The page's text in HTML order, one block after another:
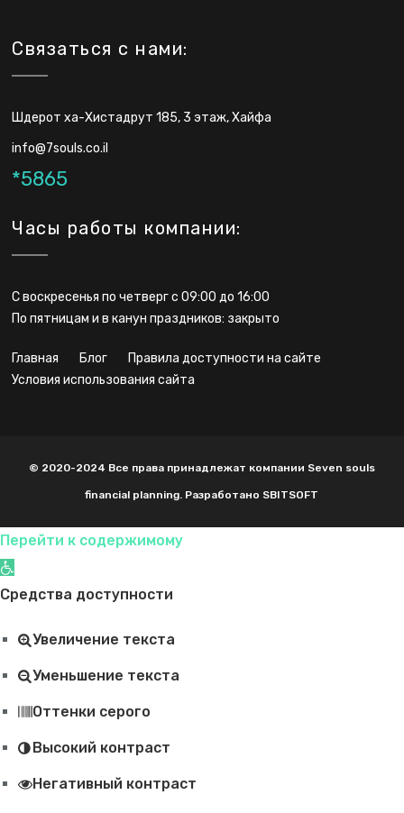
Связаться с нами:
Шдерот ха-Хистадрут 185, 3 этаж, Хайфа
info@7souls.co.il
*5865
Часы работы компании:
С воскресенья по четверг с 09:00 до 16:00
По пятницам и в канун праздников: закрыто
главная блог
правила доступности на сайте
условия использования сайта
© 2020-2024 Все права принадлежат компании Seven souls
financial planning. Разработано SBITSOFT
Перейти к содержимому
Открыть панель инструментов
Средства доступности
Увеличение текста
Уменьшение текста
Оттенки серого
Высокий контраст
Негативный контраст